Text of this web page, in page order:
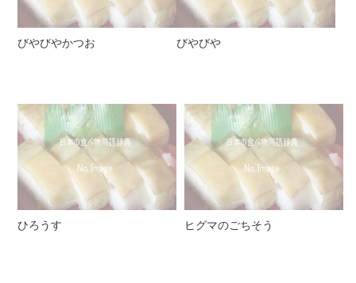
びやびやかつお びやびや
ひろうす ヒグマのごちそう